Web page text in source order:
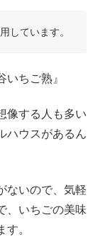
しています。
ちご熟』
像する人も多い
ハウスがあるん
ないので、気軽
、いちごの美味
。